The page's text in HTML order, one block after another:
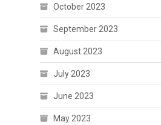
October 2023
September 2023
August 2023
July 2023
June 2023
May 2023